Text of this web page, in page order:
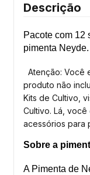
Descrição
Pacote com 12
pimenta Neyde.
Atenção: Você
produto não
Kits de Cultivo,
Cultivo. Lá,
acessórios para
Sobre a
A Pimenta de